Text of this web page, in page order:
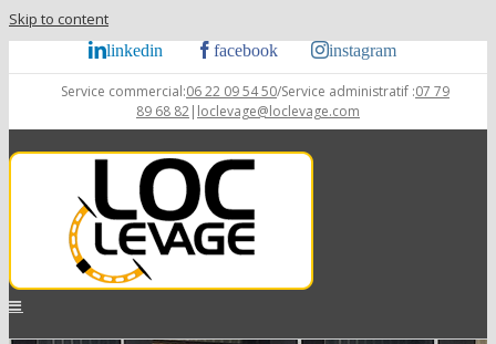
Skip to content
linkedin facebook instagram
Service commercial:06 22 09 54 50/Service administratif :07 79
89 68 82| loclevage@loclevage.com